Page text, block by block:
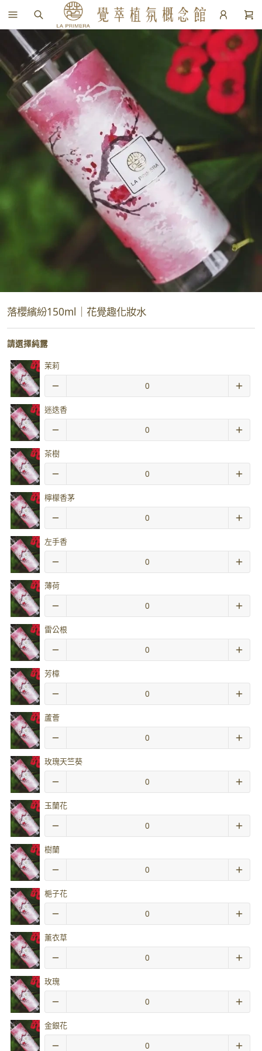
落櫻繽紛150ml｜花覺趣化妝水
請選擇純露
茉莉
迷迭香
茶樹
檸檬香茅
左手香
薄荷
雷公根
芳樟
蘆薈
玫瑰天竺葵
玉蘭花
樹蘭
梔子花
薰衣草
玫瑰
金銀花